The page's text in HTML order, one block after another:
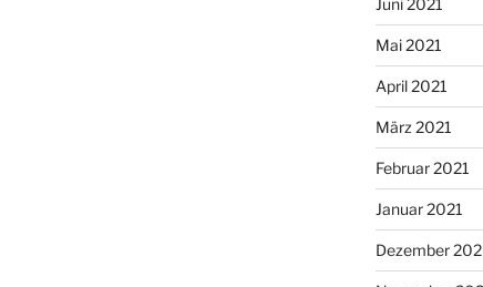
Mai 2021
April 2021
März 2021
Februar 2021
Januar 2021
Dezember